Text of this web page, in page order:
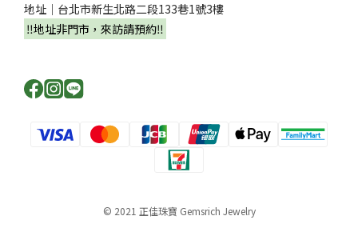
地址｜台北市新生北路二段133巷1號3樓
‼️地址非門市，來訪請預約‼️
© 2021 正佳珠寶 Gemsrich Jewelry